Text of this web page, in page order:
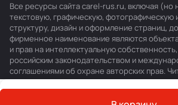
Все ресурсы сайта carel-rus.ru, включая (но
текстовую, графическую,
структуру, дизайн и оформление страниц,
фирменное наименование являются
и прав на интеллектуальную
российским законодательством и
соглашениями об охране авторских прав.